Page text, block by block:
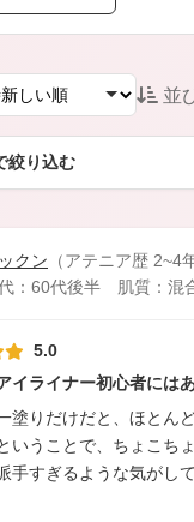
計美容」
ト
並
絞り込む
クン （アテニア歴 2~4
：60代後半 肌質：混
5.0
イライナー初心者には
塗りだけだと、ほとん
いうことで、ちょこち
手すぎるような気がし